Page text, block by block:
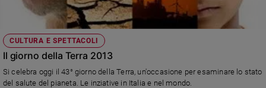
CULTURA E SPETTACOLI
Il giorno della Terra 2013
Si celebra oggi il 43° giorno della Terra, un'occasione per esaminare lo stato
del salute del pianeta. Le inziative in Italia e nel mondo.